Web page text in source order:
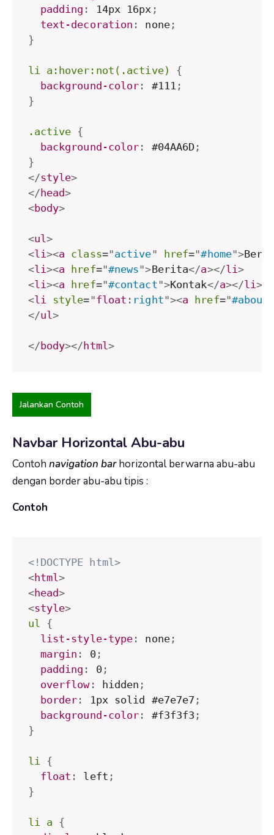
padding : 14px 16px ;
text-decoration : none;
}
li a:hover:not(.active)
{
background-color : #111 ;
}
.active {
background-color : #04AA6D ;
}
</style>
</head>
<body>
<ul >
<li ><a class="active" href="#home">
<li ><a href="#news">Berita</a></li>
<li ><a href="#contact">Kontak</a></li>
<li style="float : right"><a href="#about
</ul >
</body></html >
Jalankan Contoh
Navbar Horizontal Abu-abu
Contoh navigation barhorizontal berwarna abu-abu
dengan border abu-abu tipis :
Contoh
<!DOCTYPE html>
<html>
<head>
<style>
ul {
list-style-type : none;
margin : 0;
padding : 0;
overflow: hidden ;
border : 1px solid #e7e7e7 ;
background-color : #f3f3f3 ;
}
li {
float : left ;
}
li a {